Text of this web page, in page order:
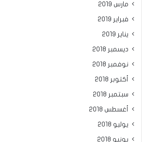
مارس 2019
فبراير 2019
يناير 2019
ديسمبر 2018
نوفمبر 2018
أكتوبر 2018
سبتمبر 2018
أغسطس 2018
يوليو 2018
يونيو 2018